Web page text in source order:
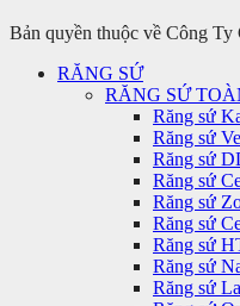
Bản quyền thuộc về Công
RĂNG SỨ
RĂNG SỨ
Răng sứ
Răng sứ
Răng sứ
Răng sứ
Răng sứ
Răng sứ
Răng sứ
Răng sứ
Răng sứ